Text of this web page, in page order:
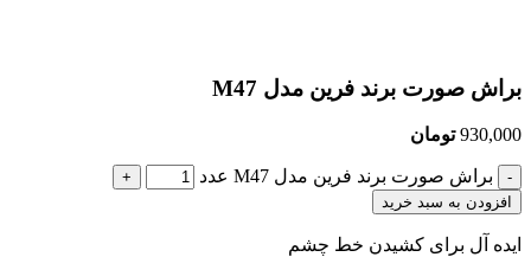
براش صورت برند فرین مدل M47
930,000 تومان
براش صورت برند فرین مدل M47 عدد
افزودن به سبد خرید
ایده آل برای کشیدن خط چشم